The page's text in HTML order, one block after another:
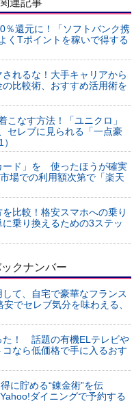
連記事
％還元に！「ソフトバンク携
くTポイントを稼いで得する
れるな！大手キャリアから
比較術、おすすめ活用術を
こなす方法！「ユニクロ」
セレブに見られる「一点豪
ード」を 使ったほうが確実
場での利用額次第で「楽天
比較！格安スマホへの乗り
乗り換えるための3ステッ
クナンバー
て、自宅で豪華なフランス
でセレブ気分を味わえる、
た！ 話題の有機ELテレビや
なら低価格で手に入るおす
に貯める“錬金術”を伝
ダイニングで予約する